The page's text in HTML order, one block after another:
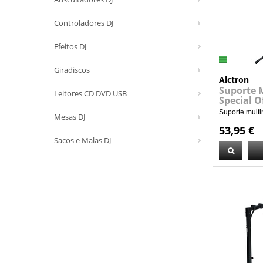
Controladores DJ
Efeitos DJ
Giradiscos
Leitores CD DVD USB
Mesas DJ
Sacos e Malas DJ
Alctron
Suporte
Special
Suporte
53,95 €